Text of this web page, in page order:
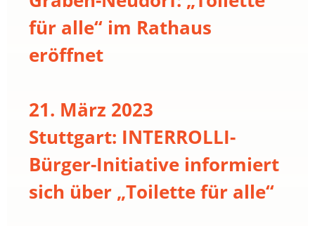
für alle“ im Rathaus
eröffnet
21. März 2023
Stuttgart: INTERROLLI-
Bürger-Initiative informiert
sich über „Toilette für alle“